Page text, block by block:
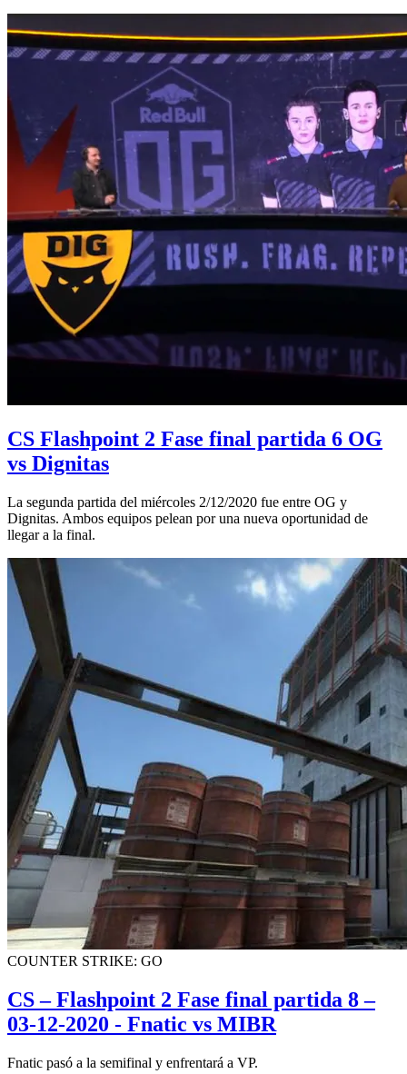
CS Flashpoint 2 Fase final partida 6 OG
vs Dignitas
La segunda partida del miércoles 2/12/2020 fue entre OG y
Dignitas. Ambos equipos pelean por una nueva oportunidad de
llegar a la final.
COUNTER STRIKE: GO
CS – Flashpoint 2 Fase final partida 8 –
03-12-2020 - Fnatic vs MIBR
Fnatic pasó a la semifinal y enfrentará a VP.